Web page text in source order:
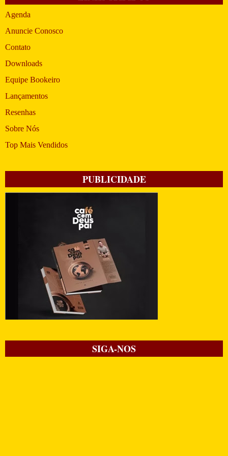
Agenda
Anuncie Conosco
Contato
Downloads
Equipe Bookeiro
Lançamentos
Resenhas
Sobre Nós
Top Mais Vendidos
PUBLICIDADE
SIGA-NOS